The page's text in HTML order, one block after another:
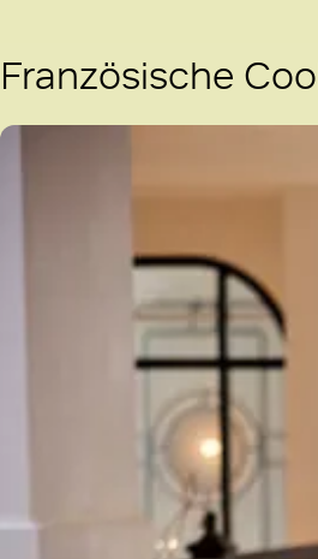
Französische